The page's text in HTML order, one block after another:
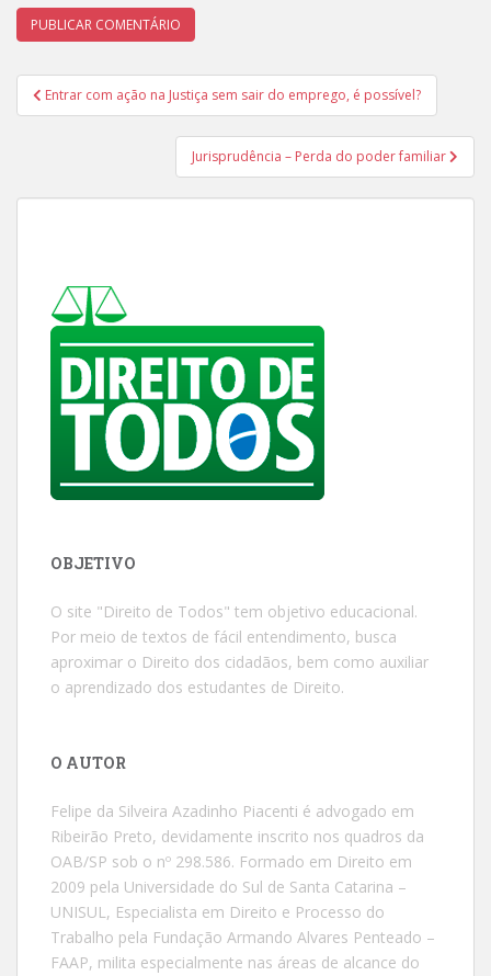
Navegação
de
Entrar com ação na Justiça sem sair do emprego, é possível?
Jurisprudência – Perda do poder familiar
OBJETIVO
O site "Direito de Todos" tem objetivo educacional.
Por meio de textos de fácil entendimento, busca
aproximar o Direito dos cidadãos, bem como auxiliar
o aprendizado dos estudantes de Direito.
O AUTOR
Felipe da Silveira Azadinho Piacenti é advogado em
Ribeirão Preto, devidamente inscrito nos quadros da
OAB/SP sob o nº 298.586. Formado em Direito em
2009 pela Universidade do Sul de Santa Catarina –
UNISUL, Especialista em Direito e Processo do
Trabalho pela Fundação Armando Alvares Penteado –
FAAP, milita especialmente nas áreas de alcance do